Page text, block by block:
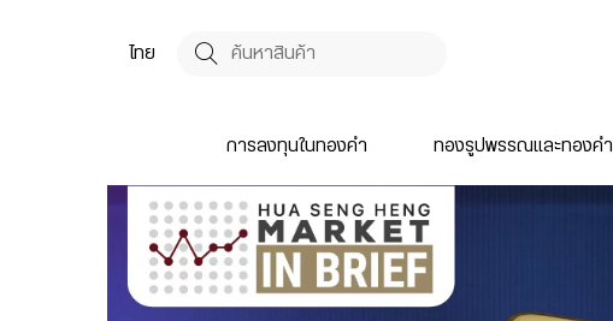
ไทย
การลงทุนในทองคำ ทองรูปพรรณและทองค